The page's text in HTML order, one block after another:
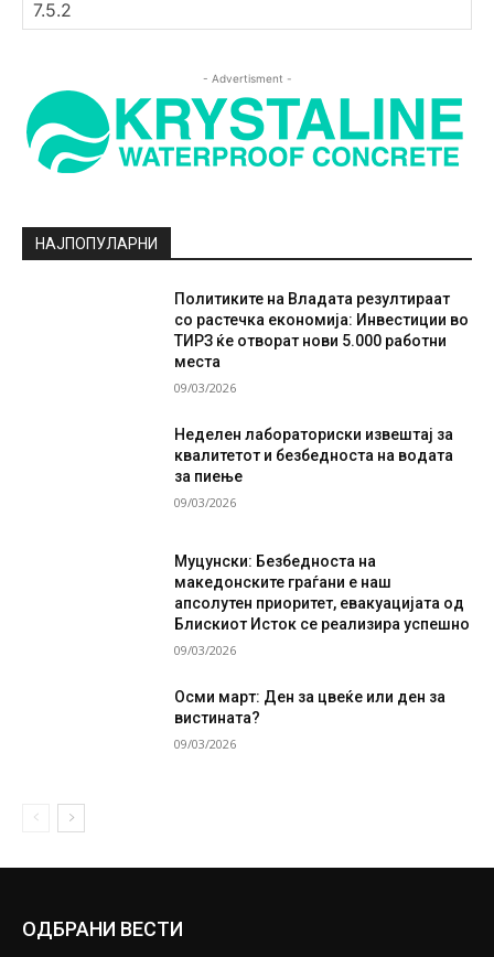
- Advertisment -
НАЈПОПУЛАРНИ
Политиките на Владата резултираат
со растечка економија: Инвестиции во
ТИРЗ ќе отворат нови 5.000 работни
места
09/03/2026
Неделен лабораториски извештај за
квалитетот и безбедноста на водата
за пиење
09/03/2026
Муцунски: Безбедноста на
македонските граѓани е наш
апсолутен приоритет, евакуацијата од
Блискиот Исток се реализира успешно
09/03/2026
Осми март: Ден за цвеќе или ден за
вистината?
09/03/2026
ОДБРАНИ ВЕСТИ